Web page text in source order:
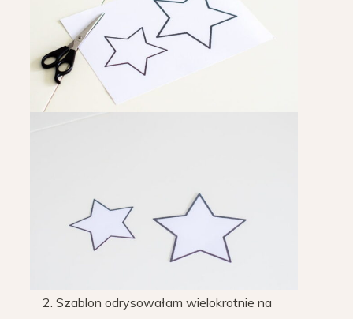
2. Szablon odrysowałam wielokrotnie na